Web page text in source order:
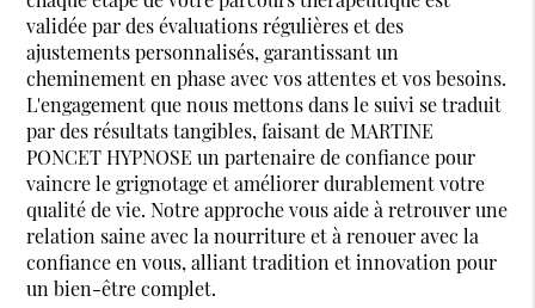
validée par des évaluations régulières et des
ajustements personnalisés, garantissant un
cheminement en phase avec vos attentes et vos besoins.
L'engagement que nous mettons dans le suivi se traduit
par des résultats tangibles, faisant de MARTINE
PONCET HYPNOSE un partenaire de confiance pour
vaincre le grignotage et améliorer durablement votre
qualité de vie. Notre approche vous aide à retrouver une
relation saine avec la nourriture et à renouer avec la
confiance en vous, alliant tradition et innovation pour
un bien-être complet.